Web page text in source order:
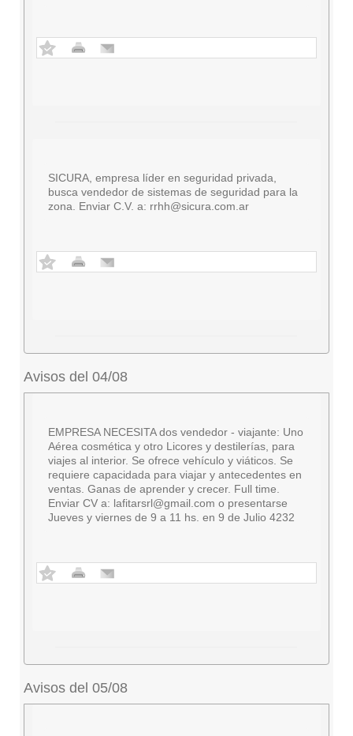
SICURA, empresa líder en seguridad privada,
busca vendedor de sistemas de seguridad para la
zona. Enviar C.V. a: rrhh@sicura.com.ar
Avisos del 04/08
EMPRESA NECESITA dos vendedor - viajante: Uno
Aérea cosmética y otro Licores y destilerías, para
viajes al interior. Se ofrece vehículo y viáticos. Se
requiere capacidada para viajar y antecedentes en
ventas. Ganas de aprender y crecer. Full time.
Enviar CV a: lafitarsrl@gmail.com o presentarse
Jueves y viernes de 9 a 11 hs. en 9 de Julio 4232
Avisos del 05/08